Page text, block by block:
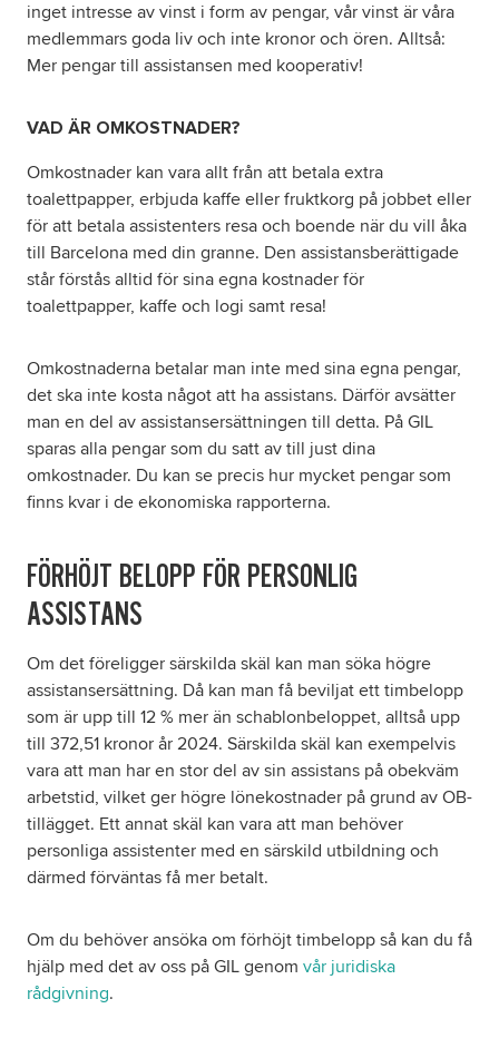
inget intresse av vinst i form av pengar, vår vinst är våra
medlemmars goda liv och inte kronor och ören. Alltså:
Mer pengar till assistansen med kooperativ!
VAD ÄR OMKOSTNADER?
Omkostnader kan vara allt från att betala extra
toalettpapper, erbjuda kaffe eller fruktkorg på jobbet eller
för att betala assistenters resa och boende när du vill åka
till Barcelona med din granne. Den assistansberättigade
står förstås alltid för sina egna kostnader för
toalettpapper, kaffe och logi samt resa!
Omkostnaderna betalar man inte med sina egna pengar,
det ska inte kosta något att ha assistans. Därför avsätter
man en del av assistansersättningen till detta. På GIL
sparas alla pengar som du satt av till just dina
omkostnader. Du kan se precis hur mycket pengar som
finns kvar i de ekonomiska rapporterna.
FÖRHÖJT BELOPP FÖR PERSONLIG
ASSISTANS
Om det föreligger särskilda skäl kan man söka högre
assistansersättning. Då kan man få beviljat ett timbelopp
som är upp till 12 % mer än schablonbeloppet, alltså upp
till 372,51 kronor år 2024. Särskilda skäl kan exempelvis
vara att man har en stor del av sin assistans på obekväm
arbetstid, vilket ger högre lönekostnader på grund av OB-
tillägget. Ett annat skäl kan vara att man behöver
personliga assistenter med en särskild utbildning och
därmed förväntas få mer betalt.
Om du behöver ansöka om förhöjt timbelopp så kan du få
hjälp med det av oss på GIL genom vår juridiska
rådgivning.